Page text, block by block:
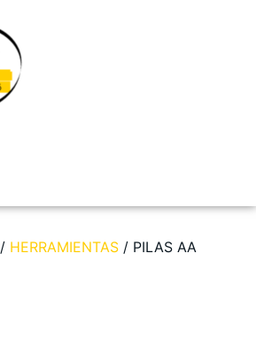
/ HERRAMIENTAS / PILAS AA